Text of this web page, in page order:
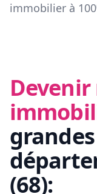
immobilier à
(68):